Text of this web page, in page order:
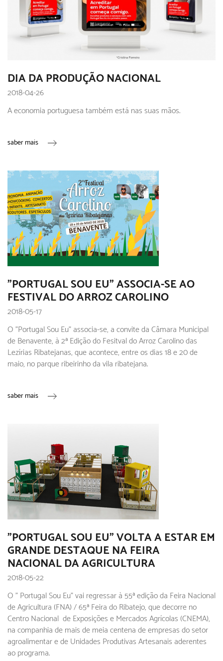
DIA DA PRODUÇÃO NACIONAL
2018-04-26
A economia portuguesa também está nas suas mãos.
saber mais
"PORTUGAL SOU EU" ASSOCIA-SE AO
FESTIVAL DO ARROZ CAROLINO
2018-05-17
O "Portugal Sou Eu" associa-se, a convite da Câmara Municipal
de Benavente, à 2ª Edição do Fesitval do Arroz Carolino das
Lezírias Ribatejanas, que acontece, entre os dias 18 e 20 de
maio, no parque ribeirinho da vila ribatejana.
saber mais
"PORTUGAL SOU EU" VOLTA A ESTAR EM
GRANDE DESTAQUE NA FEIRA
NACIONAL DA AGRICULTURA
2018-05-22
O " Portugal Sou Eu" vai regressar à 55ª edição da Feira Nacional
de Agricultura (FNA) / 65ª Feira do Ribatejo, que decorre no
Centro Nacional de Exposições e Mercados Agrícolas (CNEMA),
na companhia de mais de meia centena de empresas do setor
agroalimentar e de Unidades Produtivas Artesanais aderentes
ao programa.